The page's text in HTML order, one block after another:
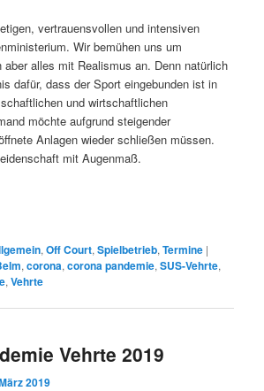
vertrauensvollen und intensiven
Wir bemühen uns um
aber alles mit Realismus an. Denn natürlich
dafür, dass der Sport eingebunden ist in
und wirtschaftlichen
möchte aufgrund steigender
Anlagen wieder schließen müssen.
mit Augenmaß.
,Off Court,Spielbetrieb,Termine |
,corona,corona pandemie,SUS-Vehrte,
,Vehrte
Vehrte 2019
2019